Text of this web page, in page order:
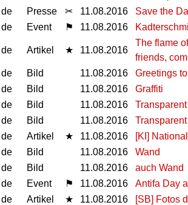
de Presse ✂ 11.08.2016
Save the
de Event ⚑ 11.08.2016
de Artikel ★ 11.08.2016
The flame
friends,
de Bild 11.08.2016
Greetings
de Bild 11.08.2016
Graffiti
de Bild 11.08.2016
Transparent
de Bild 11.08.2016
Transparent
de Artikel ★ 11.08.2016
[KI]
de Bild 11.08.2016
Wand
de Bild 11.08.2016
auch Wand
de Event ⚑ 11.08.2016
Antifa Day
de Artikel ★ 11.08.2016
[SB] Fotos